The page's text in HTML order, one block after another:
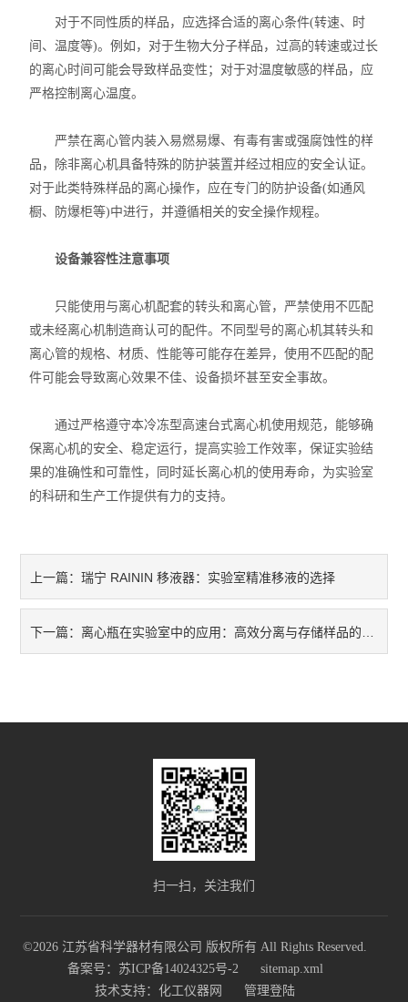
对于不同性质的样品，应选择合适的离心条件(转速、时
间、温度等)。例如，对于生物大分子样品，过高的转速或过长
的离心时间可能会导致样品变性；对于对温度敏感的样品，应
严格控制离心温度。
严禁在离心管内装入易燃易爆、有毒有害或强腐蚀性的样
品，除非离心机具备特殊的防护装置并经过相应的安全认证。
对于此类特殊样品的离心操作，应在专门的防护设备(如通风
橱、防爆柜等)中进行，并遵循相关的安全操作规程。
设备兼容性注意事项
只能使用与离心机配套的转头和离心管，严禁使用不匹配
或未经离心机制造商认可的配件。不同型号的离心机其转头和
离心管的规格、材质、性能等可能存在差异，使用不匹配的配
件可能会导致离心效果不佳、设备损坏甚至安全事故。
通过严格遵守本冷冻型高速台式离心机使用规范，能够确
保离心机的安全、稳定运行，提高实验工作效率，保证实验结
果的准确性和可靠性，同时延长离心机的使用寿命，为实验室
的科研和生产工作提供有力的支持。
上一篇：瑞宁 RAININ 移液器：实验室精准移液的选择
下一篇： 离心瓶在实验室中的应用：高效分离与存储样品的理想选择
扫一扫，关注我们
©2026 江苏省科学器材有限公司 版权所有 All Rights Reserved.
备案号：苏ICP备14024325号-2
sitemap.xml
技术支持： 化工仪器网 管理登陆